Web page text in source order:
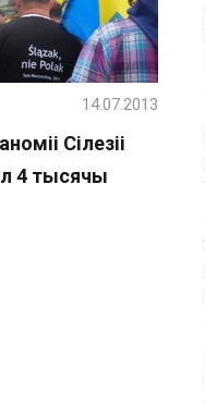
Сілезіі
4 тысячы
14.07.2013